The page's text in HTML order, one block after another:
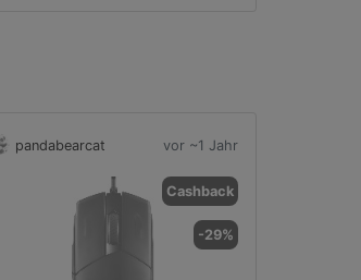
pandabearcat vor ~1 Jahr
Cashback
-29%